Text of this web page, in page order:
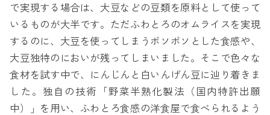
で実現する場合は、大豆などの豆類を原料として使って
いるものが大半です。ただふわとろのオムライスを実現
するのに、大豆を使ってしまうボソボソとした食感や、
大豆独特のにおいが残ってしまいました。そこで色々な
食材を試す中で、にんじんと白いんげん豆に辿り着きま
した。独自の技術「野菜半熟化製法（国内特許出願
中）」を用い、ふわとろ食感の洋食屋で食べられるよう